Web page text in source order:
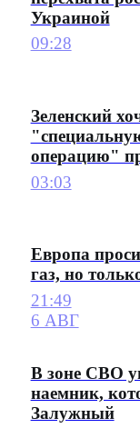
Украиной
09:28
Зеленский
операцию"
03:03
Европа
газ, но
21:49
6 АВГ
В зоне СВО
наемник,
Залужный